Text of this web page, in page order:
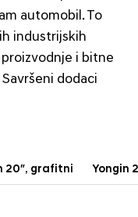
automobil. To
industrijskih
i bitne
dodaci
20″, grafitni Yongin